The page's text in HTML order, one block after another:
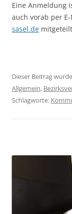
Eine Anmeldung
auch vorab per
sasel.de
Dieser Beitrag
Allgemein,
Schlagworte: